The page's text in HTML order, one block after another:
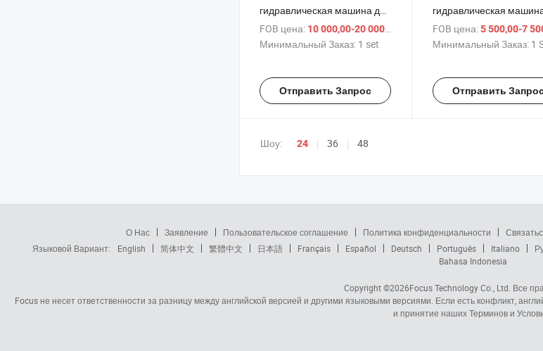
гидравлическая машина для
производства
межкирпичных блоков из
FOB цена: 10 000,00-20 000,00 $
Минимальный Заказ: 1 set
Отправить Запрос
гидравлическая
производства
сжатой земляной глины
FOB цена: 5 500,00-7
Минимальный Заказ: 1
Отправить
Шоу: 24 36 48
О Нас Заявление Пользовательское соглашение Политика конфиденциальности
Языковой Вариант:
English 简体中文 繁體中文 日本語 Français Español Deutsch Português Italiano
Bahasa Indonesia
Copyright ©2026Focus Technology Co., Ltd. Все
Focus не несет ответственности за разницу между английской версией и другими языковыми версиями. Если есть конфликт,
и принятие наших Терминов и